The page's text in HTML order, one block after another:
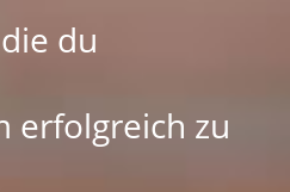
du
erfolgreich zu